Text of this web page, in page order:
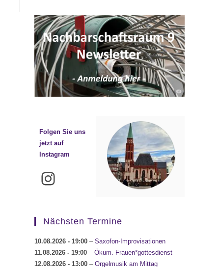
Folgen Sie uns
jetzt auf
Instagram
Instagram
Nächsten Termine
10.08.2026 - 19:00 – Saxofon-Improvisationen
11.08.2026 - 19:00 – Ökum. Frauen*gottesdienst
12.08.2026 - 13:00 – Orgelmusik am Mittag